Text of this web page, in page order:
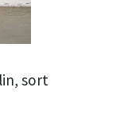
sort